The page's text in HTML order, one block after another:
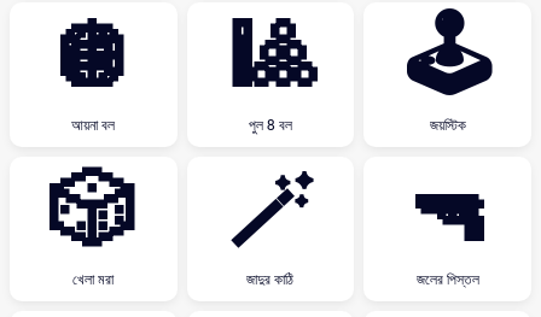
🪩
আয়না বল
🎱
পুল 8 বল
🕹
জয়স্টিক
🎲
খেলা মরা
🪄
জাদুর কাঠি
🔫
জলের পিস্তল